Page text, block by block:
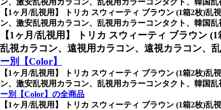
ン、激安乱視用カラコン、乱視用カラーコンタクト、韓国
【1ヶ月/乱視用】 トリカ スウィーティ ブラウン (1箱2枚)乱
ン、激安乱視用カラコン、乱視用カラーコンタクト、韓国
【1ヶ月/乱視用】 トリカ スウィーティ ブラウン (1
乱視カラコン、遠視用カラコン、遠視カラコン、
ー別【Color】
【1ヶ月/乱視用】 トリカ スウィーティ ブラウン (1箱2枚)乱
ン、激安乱視用カラコン、乱視用カラーコンタクト、韓国
ー別【Color】の全商品
【1ヶ月/乱視用】 トリカ スウィーティ ブラウン (1箱2枚)乱